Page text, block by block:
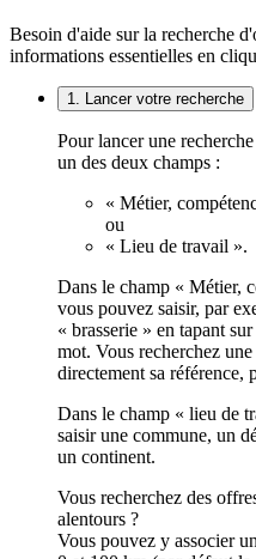
Besoin d'aide sur la recherche
informations essentielles en
1. Lancer votre recherche
Pour lancer une
un des deux champs :
« Métier,
ou
« Lieu de travail ».
Dans le champ « Métier,
vous pouvez saisir, par
« brasserie » en tapant
mot. Vous recherchez
directement sa
Dans le champ « lieu de
saisir une commune, un
un continent.
Vous recherchez des
alentours ?
Vous pouvez y associer